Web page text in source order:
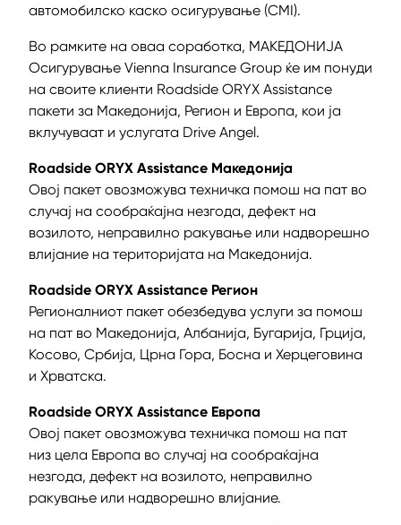
автомобилско каско осигурување (CMI).
Во рамките на оваа соработка, МАКЕДОНИЈА
Oсигурување Vienna Insurance Group ќе им понуди
на своите клиенти Roadside ORYX Assistance
пакети за Македонија, Регион и Европа, кои ја
вклучуваат и услугата Drive Angel.
Roadside ORYX Assistance Македонија
Овој пакет овозможува техничка помош на пат во
случај на сообраќајна незгода, дефект на
возилото, неправилно ракување или надворешно
влијание на територијата на Македонија.
Roadside ORYX Assistance Регион
Регионалниот пакет обезбедува услуги за помош
на пат во Македонија, Албанија, Бугарија, Грција,
Косово, Србија, Црна Гора, Босна и Херцеговина
и Хрватска.
Roadside ORYX Assistance Европа
Овој пакет овозможува техничка помош на пат
низ цела Европа во случај на сообраќајна
незгода, дефект на возилото, неправилно
ракување или надворешно влијание.